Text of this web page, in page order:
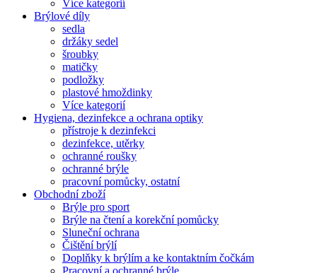
Více kategorií
Brýlové díly
sedla
držáky sedel
šroubky
matičky
podložky
plastové hmoždinky
Více kategorií
Hygiena, dezinfekce a ochrana optiky
přístroje k dezinfekci
dezinfekce, utěrky
ochranné roušky
ochranné brýle
pracovní pomůcky, ostatní
Obchodní zboží
Brýle pro sport
Brýle na čtení a korekční pomůcky
Sluneční ochrana
Čištění brýlí
Doplňky k brýlím a ke kontaktním čočkám
Pracovní a ochranné brýle